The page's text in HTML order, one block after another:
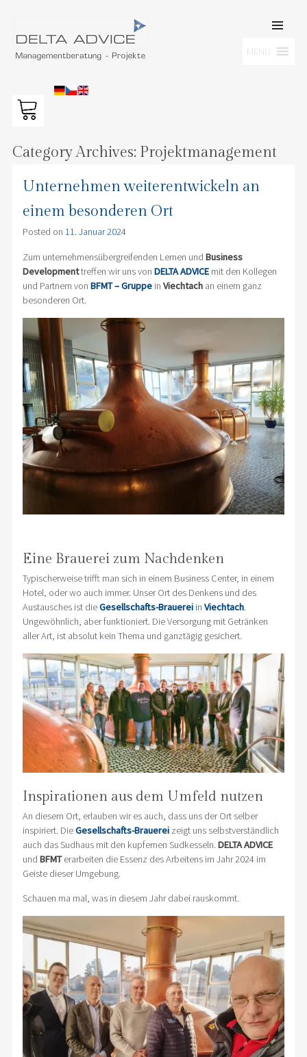
CONTENT
MENU
Category Archives: Projektmanagement
Unternehmen weiterentwickeln an
einem besonderen Ort
Posted on 11. Januar 2024
Zum unternehmensübergreifenden Lernen und Business
Developmenttreffen wir uns von DELTA ADVICEmit den Kollegen
und Partnern von BFMT – Gruppein Viechtachan einem ganz
besonderen Ort.
Eine Brauerei zum Nachdenken
Typischerweise trifft man sich in einem Business Center, in einem
Hotel, oder wo auch immer. Unser Ort des Denkens und des
Austausches ist dieGesellschafts-Brauereiin Viechtach.
Ungewöhnlich, aber funktioniert. Die Versorgung mit Getränken
aller Art, ist absolut kein Thema und ganztägig gesichert.
Inspirationen aus dem Umfeld nutzen
An diesem Ort, erlauben wir es auch, dass uns der Ort selber
inspiriert. DieGesellschafts-Brauereizeigt uns selbstverständlich
auch das Sudhaus mit den kupfernen Sudkesseln. DELTA ADVICE
und BFMTerarbeiten die Essenz des Arbeitens im Jahr 2024 im
Geiste dieser Umgebung.
Schauen ma mal, was in diesem Jahr dabei rauskommt.